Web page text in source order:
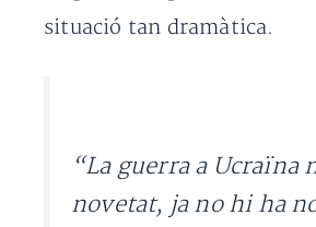
situació tan dramàtica.
“La guerra a Ucraïna
novetat, ja no hi ha